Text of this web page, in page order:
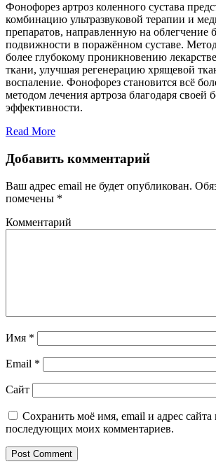
Фонофорез артроз коленного сустава
комбинацию ультразвуковой терапии и
препаратов, направленную на облегчение
подвижности в поражённом суставе.
более глубокому проникновению
ткани, улучшая регенерацию хрящевой
воспаление. Фонофорез становится всё
методом лечения артроза благодаря своей
эффективности.
Read More
Добавить комментарий
Ваш адрес email не будет опубликован.
помечены *
Комментарий
Имя *
Email *
Сайт
Сохранить моё имя, email и адрес сайта
последующих моих комментариев.